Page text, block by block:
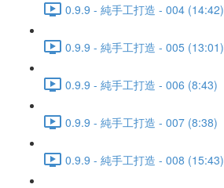
0.9.9 - 純手工打造 - 004 (14:42)
0.9.9 - 純手工打造 - 005 (13:01)
0.9.9 - 純手工打造 - 006 (8:43)
0.9.9 - 純手工打造 - 007 (8:38)
0.9.9 - 純手工打造 - 008 (15:43)